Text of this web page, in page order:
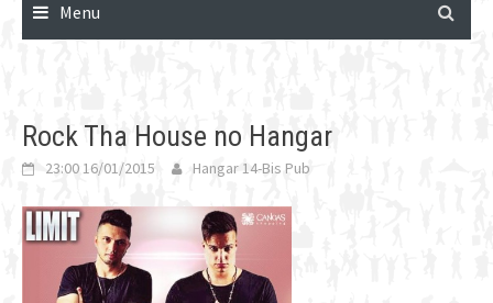
Menu
Rock Tha House no Hangar
23:00 16/01/2015 Hangar 14-Bis Pub